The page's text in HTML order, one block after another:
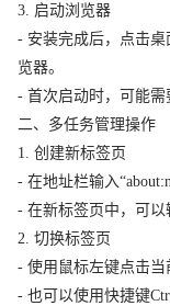
3. 启动浏览器
- 安装完成后，点击桌
览器。
- 首次启动时，可能需
二、多任务管理操作
1. 创建新标签页
- 在地址栏输入
- 在新标签页中，可以
2. 切换标签页
- 使用鼠标左键点击当
- 也可以使用快捷键